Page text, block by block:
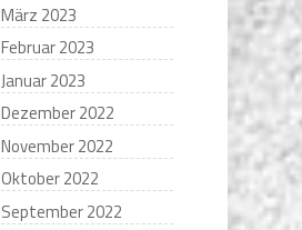
März 2023
Februar 2023
Januar 2023
Dezember 2022
November 2022
Oktober 2022
September 2022